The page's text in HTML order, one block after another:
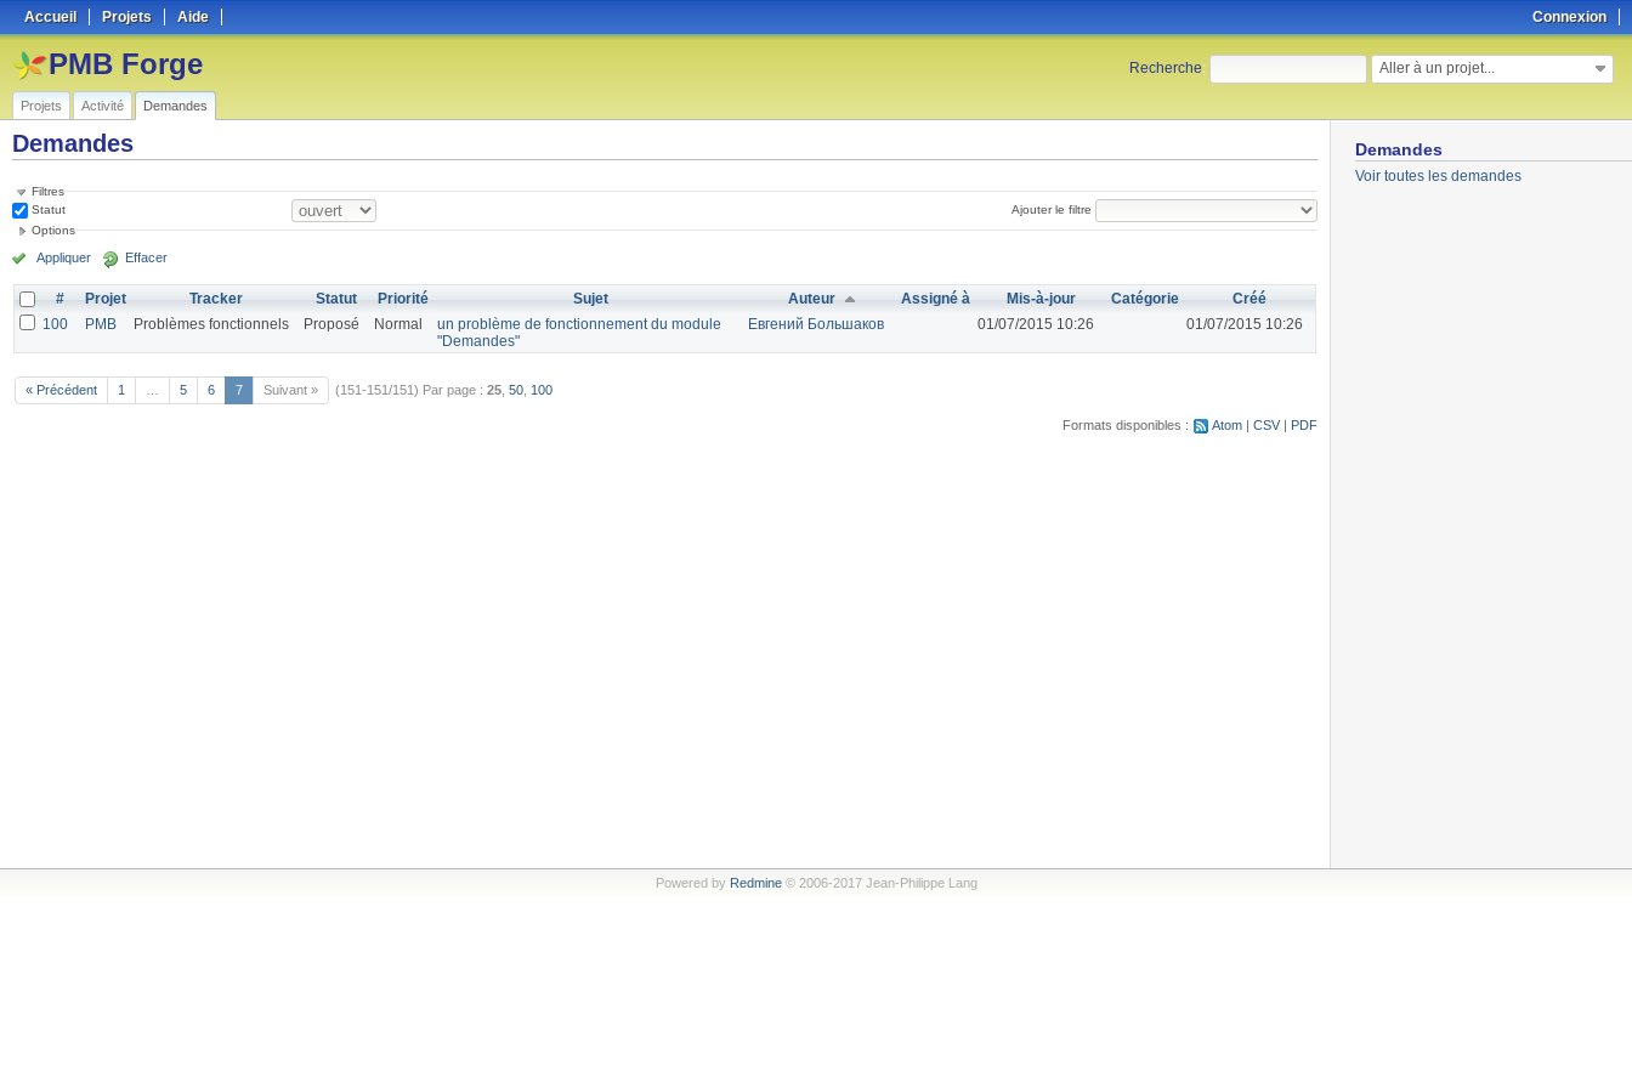
Connexion
Accueil Projets Aide
Recherche: Aller à un projet...
PMB Forge
Projets Activité Demandes
Demandes
Voir toutes les demandes
Demandes
Filtres
Statut
Ajouter le filtre
Options
Appliquer Effacer
# Projet Tracker Statut Priorité Sujet Auteur Assigné à Mis-à-jour Catégorie
Créé
100
PMB Problèmes fonctionnels Proposé Normal
un problème de fonctionnement du module
"Demandes"
Евгений Большаков 01/07/2015 10:26 01/07/2015 10:26
« Précédent 1 5 6 7 Suivant » (151-151/151) Par page : 25 50 100
Formats disponibles : Atom CSV PDF
Powered by Redmine© 2006-2017 Jean-Philippe Lang